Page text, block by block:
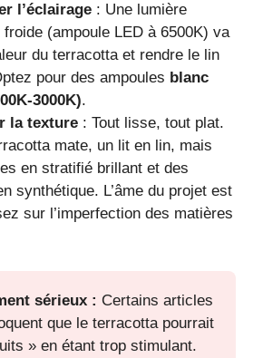
l’éclairage : Une lumière
froide (ampoule LED à 6500K) va
du terracotta et rendre le lin
pour des ampoules blanc
3000K).
la texture : Tout lisse, tout plat.
mate, un lit en lin, mais
en stratifié brillant et des
synthétique. L’âme du projet est
sur l’imperfection des matières
sérieux : Certains articles
que le terracotta pourrait
» en étant trop stimulant.